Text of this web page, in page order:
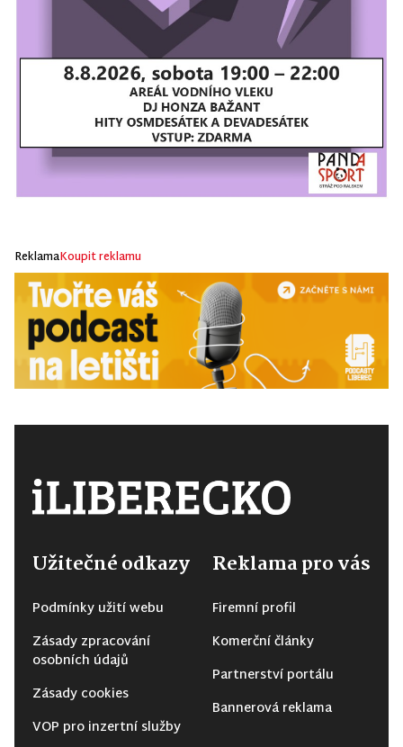
ReklamaKoupit reklamu
Užitečné odkazy
Podmínky užití webu
Zásady zpracování
osobních údajů
Zásady cookies
VOP pro inzertní služby
Reklama pro vás
Firemní profil
Komerční články
Partnerství portálu
Bannerová reklama